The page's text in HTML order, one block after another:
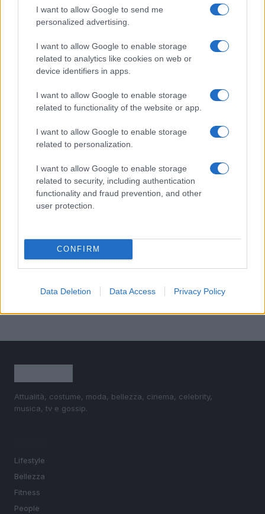
I want to allow Google to send me
personalized advertising.
I want to allow Google to enable storage
related to analytics like cookies on web or
device identifiers in apps.
I want to allow Google to enable storage
related to functionality of the website or app.
I want to allow Google to enable storage
related to personalization.
I want to allow Google to enable storage
related to security, including authentication
functionality and fraud prevention, and other
user protection.
CONFIRM
Data Deletion Data Access Privacy Policy
Come preservare il colore dei capelli in estate:
consigli di Niky Epi di Aldo Coppola
Cristian Castiglioni · 6 Ago 2026
Come ottenere una manicure impeccabile e duratura
Scopri le tendenze beauty di agosto 2026: dalle spa di
lusso alle novità make-up
Capelli grigi: la sfumatura ghiaccio che illumina il viso
4 Bikini con stampa pitonata: il trend estivo scelto da
Chiara Ferragni sul lago di Como
5
Attualità, costume, moda, bellezza, cinema, celebrity,
musica, tv e gossip.
Lifestyle
Bellezza
Fitness
People